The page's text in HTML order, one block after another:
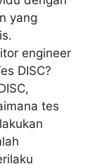
yang
engineer
DISC?
tes